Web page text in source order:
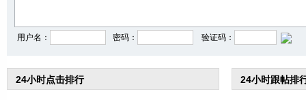
用户名： 密码： 验证码：
24小时点击排行 24小时跟帖排